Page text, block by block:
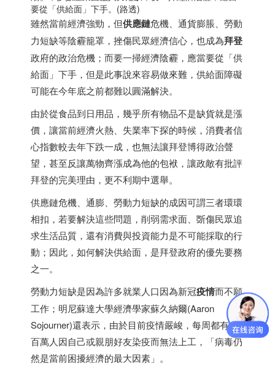
要從「供給面」下手。(路透)
雖然當前經濟強勁，但供應鏈危機、通貨膨脹、勞動
力短缺等陰霾籠罩，挫傷民眾經濟信心，也成為拜登
政府的政治危機；而要一掃經濟陰霾，應當要從「供
給面」下手，但是此事說來容易做來難，供給面障礙
可能在今年底之前都難以圓滿解決。
由於從食品到日用品，幾乎所有物品不是缺貨就是漲
價，讓當前經濟火熱、失業率下探的時候，消費者信
心指數較去年下跌一成，也無法讓拜登博得政治聲
望，甚至反讓萬物齊漲成為他的包袱，讓政敵有批評
拜登的完美理由，更不利期中選舉。
供應鏈危機、通膨、勞動力短缺的成因可謂三者環環
相扣，若要解決這些問題，削弱需求面、斲傷民眾追
求生活品質，還有消費與投資能力是不可能採取的行
動；因此，如何解決供給面，是拜登政府的優先要務
之一。
勞動力短缺是因為許多就業人口因為新冠疫情而不願
工作；明尼蘇達大學經濟學家蘇久納爾(Aaron
Sojourner)還表示，由於目前疫情嚴峻，每周都有數
百萬人因自己或親朋好友染疫而無法上工，「病毒仍
然是當前困擾經濟的最大因素」。